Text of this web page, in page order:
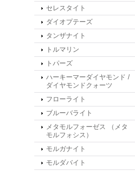
セレスタイト
ダイオプテーズ
タンザナイト
トルマリン
トパーズ
ハーキーマーダイヤモンド /
ダイヤモンドクォーツ
フローライト
ブルーバライト
メタモルフォーゼス （メタ
モルフォシス）
モルガナイト
モルダバイト